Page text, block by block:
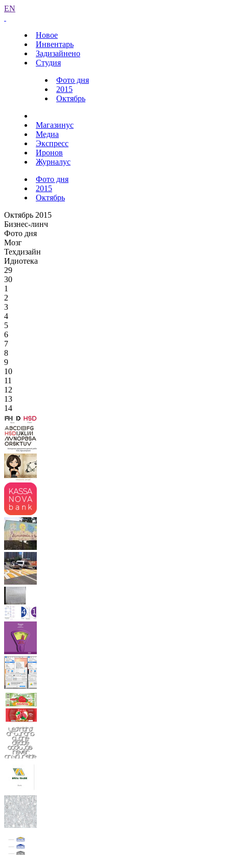
EN
Новое
Инвентарь
Задизайнено
Студия
Фото дня
2015
Октябрь
Магазинус
Медиа
Экспресс
Иронов
Журналус
Фото дня
2015
Октябрь
Октябрь 2015
Бизнес-линч
Фото дня
Мозг
Техдизайн
Идиотека
29
30
1
2
3
4
5
6
7
8
9
10
11
12
13
14